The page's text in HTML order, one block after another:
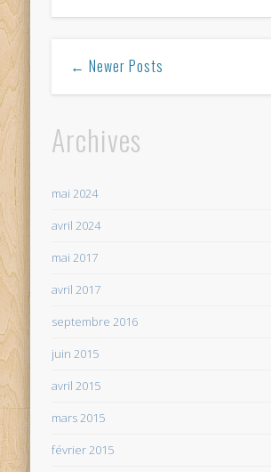
← Newer Posts
Archives
mai 2024
avril 2024
mai 2017
avril 2017
septembre 2016
juin 2015
avril 2015
mars 2015
février 2015